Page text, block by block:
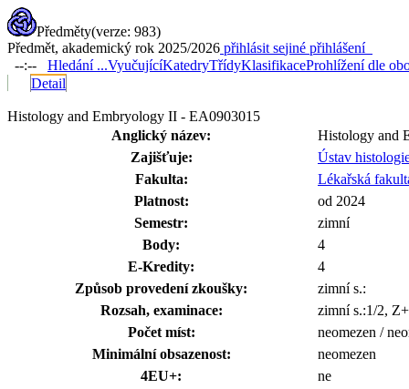
Předměty(verze: 983)
Předmět, akademický rok 2025/2026 přihlásit sejiné přihlášení
--:--
Hledání ...VyučujícíKatedryTřídyKlasifikaceProhlížení dle
Detail
Histology and Embryology II - EA0903015
Anglický název:
Histology and
Zajišťuje:
Ústav
Fakulta:
Lékařská
Platnost:
od 2024
Semestr:
zimní
Body:
4
E-Kredity:
4
Způsob provedení zkoušky:
zimní s.:
Rozsah, examinace:
zimní s.:1/2,
Počet míst:
neomezen /
Minimální obsazenost:
neomezen
4EU+:
ne